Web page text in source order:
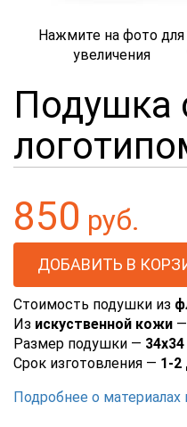
Нажмите на фото для
увеличения
Подушка
850 руб.
Стоимость подушки из
Из искуственной кожи —
Размер подушки —
Срок изготовления — 1-2
Подробнее о